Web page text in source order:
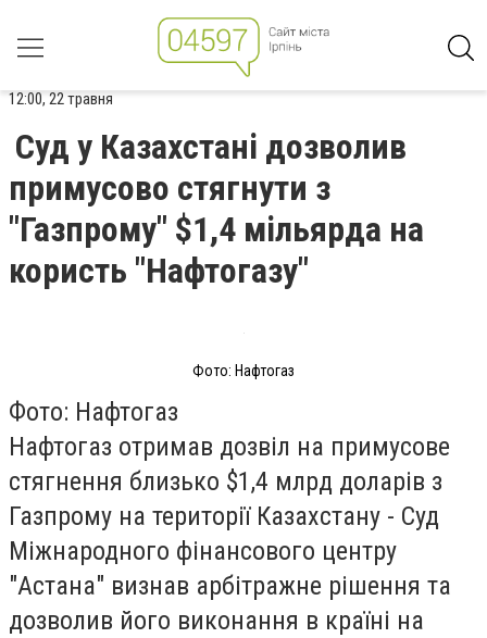
12:00, 22 травня
Суд у Казахстані дозволив
примусово стягнути з
"Газпрому" $1,4 мільярда на
користь "Нафтогазу"
Фото: Нафтогаз
Фото: Нафтогаз
Нафтогаз отримав дозвіл на примусове
стягнення близько $1,4 млрд доларів з
Газпрому на території Казахстану - Суд
Міжнародного фінансового центру
"Астана" визнав арбітражне рішення та
дозволив його виконання в країні на